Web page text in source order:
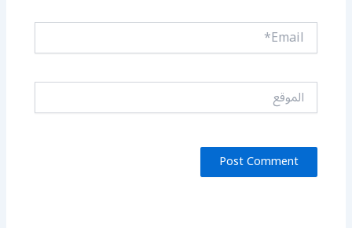
Email*
الموقع